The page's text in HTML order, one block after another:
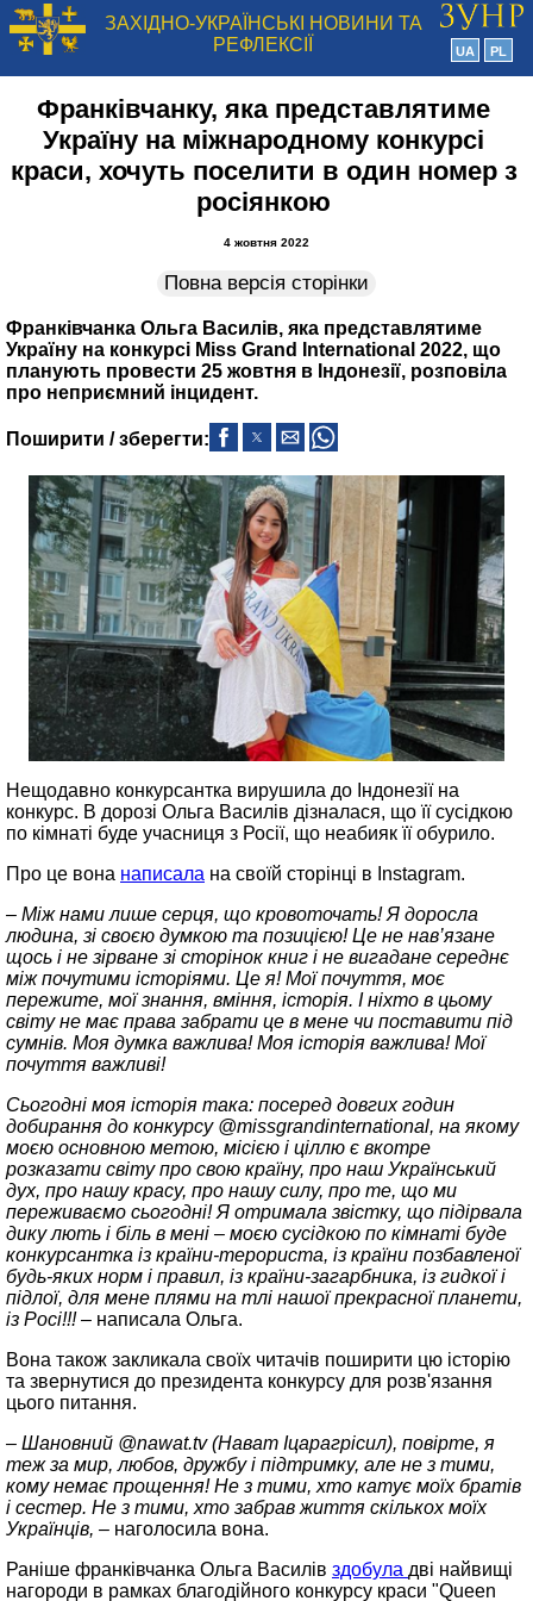
ЗАХІДНО-УКРАЇНСЬКІ НОВИНИ ТА
РЕФЛЕКСІЇ
UA PL
Франківчанку, яка представлятиме
Україну на міжнародному конкурсі
краси, хочуть поселити в один номер з
росіянкою
4 жовтня 2022
Повна версія сторінки
Франківчанка Ольга Василів, яка представлятиме
Україну на конкурсі Miss Grand International 2022, що
планують провести 25 жовтня в Індонезії, розповіла
про неприємний інцидент.
Поширити / зберегти:
Нещодавно конкурсантка вирушила до Індонезії на
конкурс. В дорозі Ольга Василів дізналася, що її сусідкою
по кімнаті буде учасниця з Росії, що неабияк її обурило.
Про це вона написала на своїй сторінці в Instagram.
– Між нами лише серця, що кровоточать! Я доросла
людина, зі своєю думкою та позицією! Це не нав’язане
щось і не зірване зі сторінок книг і не вигадане середнє
між почутими історіями. Це я! Мої почуття, моє
пережите, мої знання, вміння, історія. І ніхто в цьому
світу не має права забрати це в мене чи поставити під
сумнів. Моя думка важлива! Моя історія важлива! Мої
почуття важливі!
Сьогодні моя історія така: посеред довгих годин
добирання до конкурсу @missgrandinternational, на якому
моєю основною метою, місією і ціллю є вкотре
розказати світу про свою країну, про наш Український
дух, про нашу красу, про нашу силу, про те, що ми
переживаємо сьогодні! Я отримала звістку, що підірвала
дику лють і біль в мені – моєю сусідкою по кімнаті буде
конкурсантка із країни-терориста, із країни позбавленої
будь-яких норм і правил, із країни-загарбника, із гидкої і
підлої, для мене плями на тлі нашої прекрасної планети,
із Рoci!!! – написала Ольга.
Вона також закликала своїх читачів поширити цю історію
та звернутися до президента конкурсу для розв'язання
цього питання.
– Шановний @nawat.tv (Нават Іцарагрісил), повірте, я
теж за мир, любов, дружбу і підтримку, але не з тими,
кому немає прощення! Не з тими, хто катує моїх братів
і сестер. Не з тими, хто забрав життя скількох моїх
Українців, – наголосила вона.
Раніше франківчанка Ольга Василів здобула дві найвищі
нагороди в рамках благодійного конкурсу краси "Queen